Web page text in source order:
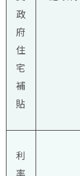
政
府
住
宅
補
貼
利